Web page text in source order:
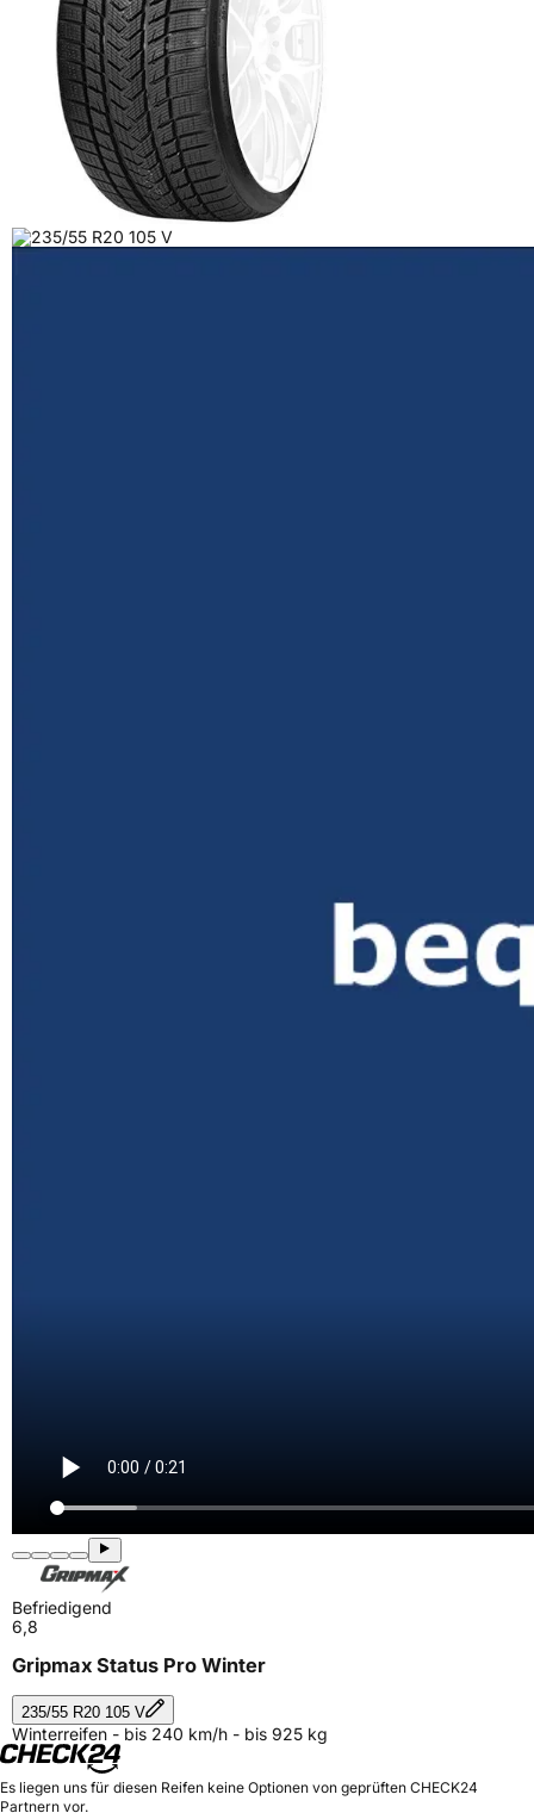
Befriedigend
6,8
Gripmax Status Pro Winter
235/55 R20 105 V
Winterreifen - bis 240 km/h - bis 925 kg
Es liegen uns für diesen Reifen keine Optionen von geprüften CHECK24
Partnern vor.